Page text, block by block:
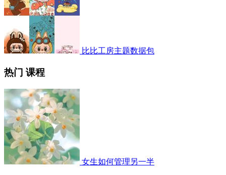
比比工房主题数据包
热门 课程
女生如何管理另一半